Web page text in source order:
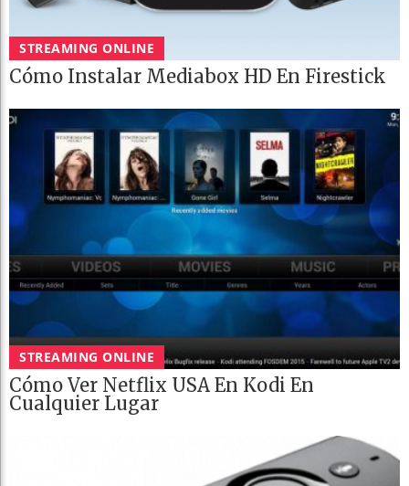
STREAMING ONLINE
Cómo Instalar Mediabox HD En Firestick
STREAMING ONLINE
Cómo Ver Netflix USA En Kodi En
Cualquier Lugar